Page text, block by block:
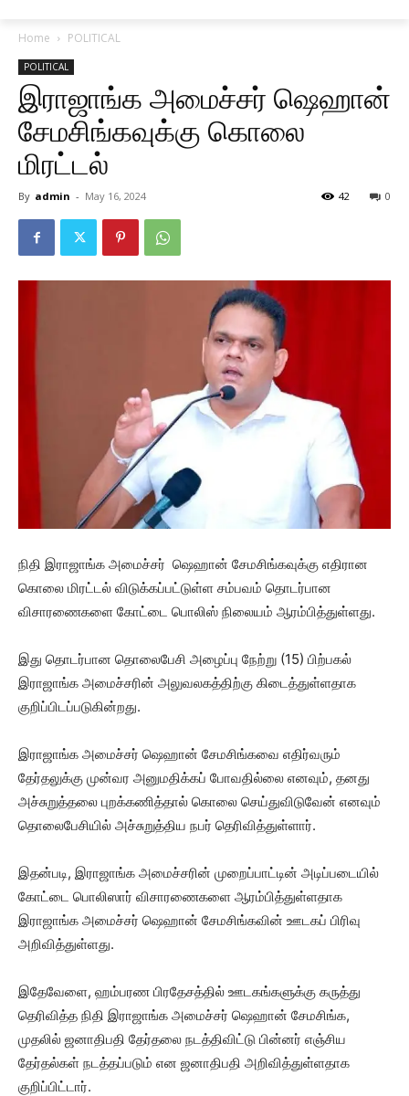
Home POLITICAL
POLITICAL
இராஜாங்க அமைச்சர் ஷெஹான்
சேமசிங்கவுக்கு கொலை
மிரட்டல்
By admin - May 16, 2024 0
42
நிதி இராஜாங்க அமைச்சர் ஷெஹான் சேமசிங்கவுக்கு எதிரான
கொலை மிரட்டல் விடுக்கப்பட்டுள்ள சம்பவம் தொடர்பான
விசாரணைகளை கோட்டை பொலிஸ் நிலையம் ஆரம்பித்துள்ளது.
இது தொடர்பான தொலைபேசி அழைப்பு நேற்று (15) பிற்பகல்
இராஜாங்க அமைச்சரின் அலுவலகத்திற்கு கிடைத்துள்ளதாக
குறிப்பிடப்படுகின்றது.
இராஜாங்க அமைச்சர் ஷெஹான் சேமசிங்கவை எதிர்வரும்
தேர்தலுக்கு முன்வர அனுமதிக்கப் போவதில்லை எனவும், தனது
அச்சுறுத்தலை புறக்கணித்தால் கொலை செய்துவிடுவேன் எனவும்
தொலைபேசியில் அச்சுறுத்திய நபர் தெரிவித்துள்ளார்.
இதன்படி, இராஜாங்க அமைச்சரின் முறைப்பாட்டின் அடிப்படையில்
கோட்டை பொலிஸார் விசாரணைகளை ஆரம்பித்துள்ளதாக
இராஜாங்க அமைச்சர் ஷெஹான் சேமசிங்கவின் ஊடகப் பிரிவு
அறிவித்துள்ளது.
இதேவேளை, ஹம்பரண பிரதேசத்தில் ஊடகங்களுக்கு கருத்து
தெரிவித்த நிதி இராஜாங்க அமைச்சர் ஷெஹான் சேமசிங்க,
முதலில் ஜனாதிபதி தேர்தலை நடத்திவிட்டு பின்னர் எஞ்சிய
தேர்தல்கள் நடத்தப்படும் என ஜனாதிபதி அறிவித்துள்ளதாக
குறிப்பிட்டார்.